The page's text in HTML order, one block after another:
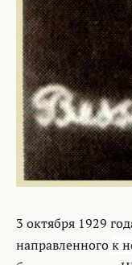
3 октября 1929
направленногок